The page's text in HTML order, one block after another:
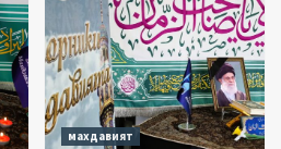
махдавият